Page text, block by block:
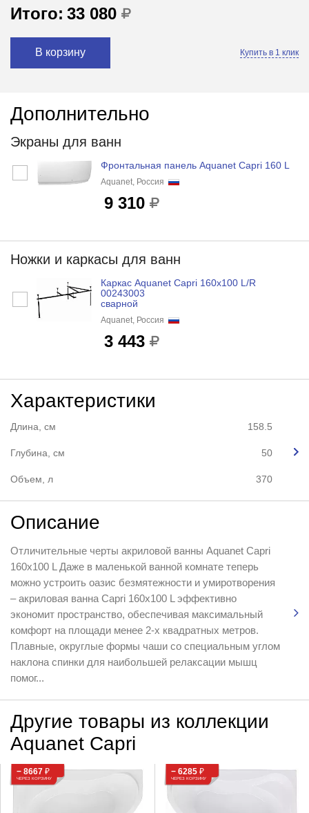
Итого: 33 080
В корзину Купить в 1 клик
Дополнительно
Экраны для ванн
Фронтальная панель Aquanet Capri 160 L
Aquanet, Россия
9 310
Ножки и каркасы для ванн
Каркас Aquanet Capri 160x100 L/R
00243003
сварной
Aquanet, Россия
3 443
Характеристики
Длина, см 158.5
Глубина, см 50
Объем, л 370
Описание
Отличительные черты акриловой ванны Aquanet Capri
160x100 L Даже в маленькой ванной комнате теперь
можно устроить оазис безмятежности и умиротворения
– акриловая ванна Capri 160x100 L эффективно
экономит пространство, обеспечивая максимальный
комфорт на площади менее 2-х квадратных метров.
Плавные, округлые формы чаши со специальным углом
наклона спинки для наибольшей релаксации мышц
помог...
Другие товары из коллекции
Aquanet Capri
− 8667 ₽
ЧЕРЕЗ КОРЗИНУ
− 6285 ₽
ЧЕРЕЗ КОРЗИНУ